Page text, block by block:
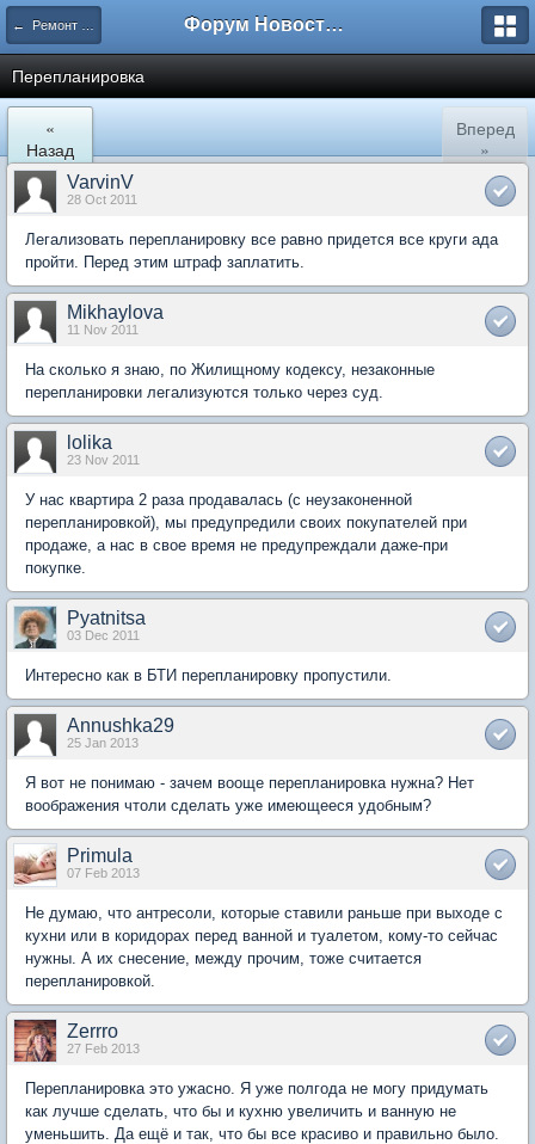
← Ремонт квартир Форум Новостройки
Перепланировка
«
Назад
Вперед
»
VarvinV
28 Oct 2011
Легализовать перепланировку все равно придется все круги ада
пройти. Перед этим штраф заплатить.
Mikhaylova
11 Nov 2011
На сколько я знаю, по Жилищному кодексу, незаконные
перепланировки легализуются только через суд.
lolika
23 Nov 2011
У нас квартира 2 раза продавалась (с неузаконенной
перепланировкой), мы предупредили своих покупателей при
продаже, а нас в свое время не предупреждали даже-при
покупке.
Pyatnitsa
03 Dec 2011
Интересно как в БТИ перепланировку пропустили.
Annushka29
25 Jan 2013
Я вот не понимаю - зачем вооще перепланировка нужна? Нет
воображения чтоли сделать уже имеющееся удобным?
Primula
07 Feb 2013
Не думаю, что антресоли, которые ставили раньше при выходе с
кухни или в коридорах перед ванной и туалетом, кому-то сейчас
нужны. А их снесение, между прочим, тоже считается
перепланировкой.
Zerrro
27 Feb 2013
Перепланировка это ужасно. Я уже полгода не могу придумать
как лучше сделать, что бы и кухню увеличить и ванную не
уменьшить. Да ещё и так, что бы все красиво и правильно было.